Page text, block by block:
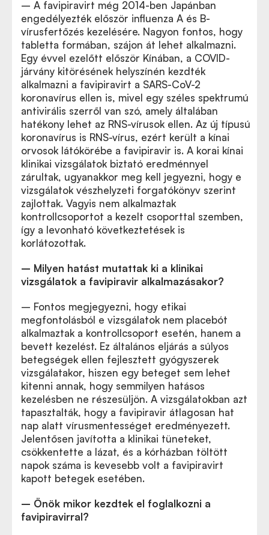
– A favipiravirt még 2014-ben Japánban
engedélyezték először influenza A és B-
vírusfertőzés kezelésére. Nagyon fontos, hogy
tabletta formában, szájon át lehet alkalmazni.
Egy évvel ezelőtt először Kínában, a COVID-
járvány kitörésének helyszínén kezdték
alkalmazni a favipiravirt a SARS-CoV-2
koronavírus ellen is, mivel egy széles spektrumú
antivirális szerről van szó, amely általában
hatékony lehet az RNS-vírusok ellen. Az új típusú
koronavírus is RNS-vírus, ezért került a kínai
orvosok látókörébe a favipiravir is. A korai kínai
klinikai vizsgálatok biztató eredménnyel
zárultak, ugyanakkor meg kell jegyezni, hogy e
vizsgálatok vészhelyzeti forgatókönyv szerint
zajlottak. Vagyis nem alkalmaztak
kontrollcsoportot a kezelt csoporttal szemben,
így a levonható következtetések is
korlátozottak.
– Milyen hatást mutattak ki a klinikai
vizsgálatok a favipiravir alkalmazásakor?
– Fontos megjegyezni, hogy etikai
megfontolásból e vizsgálatok nem placebót
alkalmaztak a kontrollcsoport esetén, hanem a
bevett kezelést. Ez általános eljárás a súlyos
betegségek ellen fejlesztett gyógyszerek
vizsgálatakor, hiszen egy beteget sem lehet
kitenni annak, hogy semmilyen hatásos
kezelésben ne részesüljön. A vizsgálatokban azt
tapasztalták, hogy a favipiravir átlagosan hat
nap alatt vírusmentességet eredményezett.
Jelentősen javította a klinikai tüneteket,
csökkentette a lázat, és a kórházban töltött
napok száma is kevesebb volt a favipiravirt
kapott betegek esetében.
– Önök mikor kezdtek el foglalkozni a
favipiravirral?